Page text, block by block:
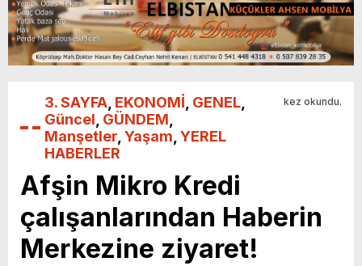
3. SAYFA EKONOMİ GENEL
Güncel GÜNDEM
Manşetler Yaşam YEREL
HABERLER
kez okundu.
Afşin Mikro Kredi
çalışanlarından Haberin
Merkezine ziyaret!